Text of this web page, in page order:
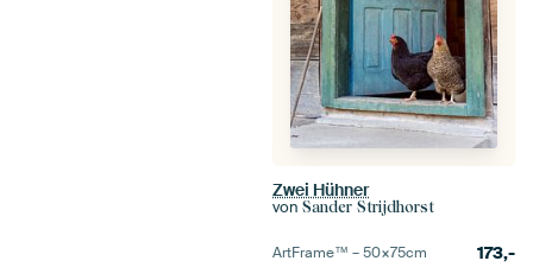
Zwei Hühner
von Sander Strijdhorst
ArtFrame™ –50×75cm 173,-